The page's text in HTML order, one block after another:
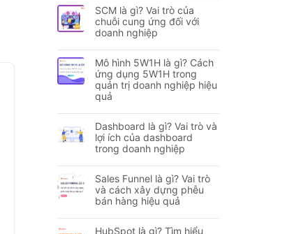
SCM là gì? Vai trò của
chuỗi cung ứng đối với
doanh nghiệp
Mô hình 5W1H là gì? Cách
ứng dụng 5W1H trong
quản trị doanh nghiệp hiệu
quả
Dashboard là gì? Vai trò và
lợi ích của dashboard
trong doanh nghiệp
Sales Funnel là gì? Vai trò
và cách xây dựng phễu
bán hàng hiệu quả
HubSpot là gì? Tìm hiểu